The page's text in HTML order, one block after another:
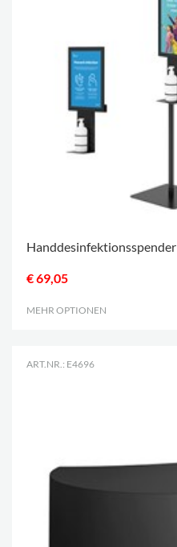
Handdesinfektionsspender
€ 69,05
MEHR OPTIONEN
ART.NR.: E4696